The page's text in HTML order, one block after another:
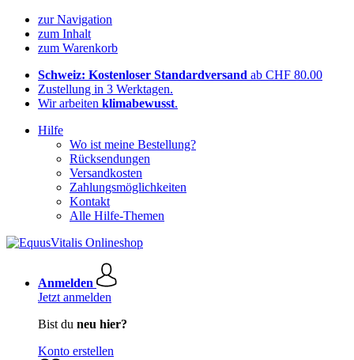
zur Navigation
zum Inhalt
zum Warenkorb
Schweiz: Kostenloser Standardversand ab CHF 80.00
Zustellung in 3 Werktagen.
Wir arbeiten klimabewusst.
Hilfe
Wo ist meine Bestellung?
Rücksendungen
Versandkosten
Zahlungsmöglichkeiten
Kontakt
Alle Hilfe-Themen
Anmelden
Jetzt anmelden
Bist du neu hier?
Konto erstellen